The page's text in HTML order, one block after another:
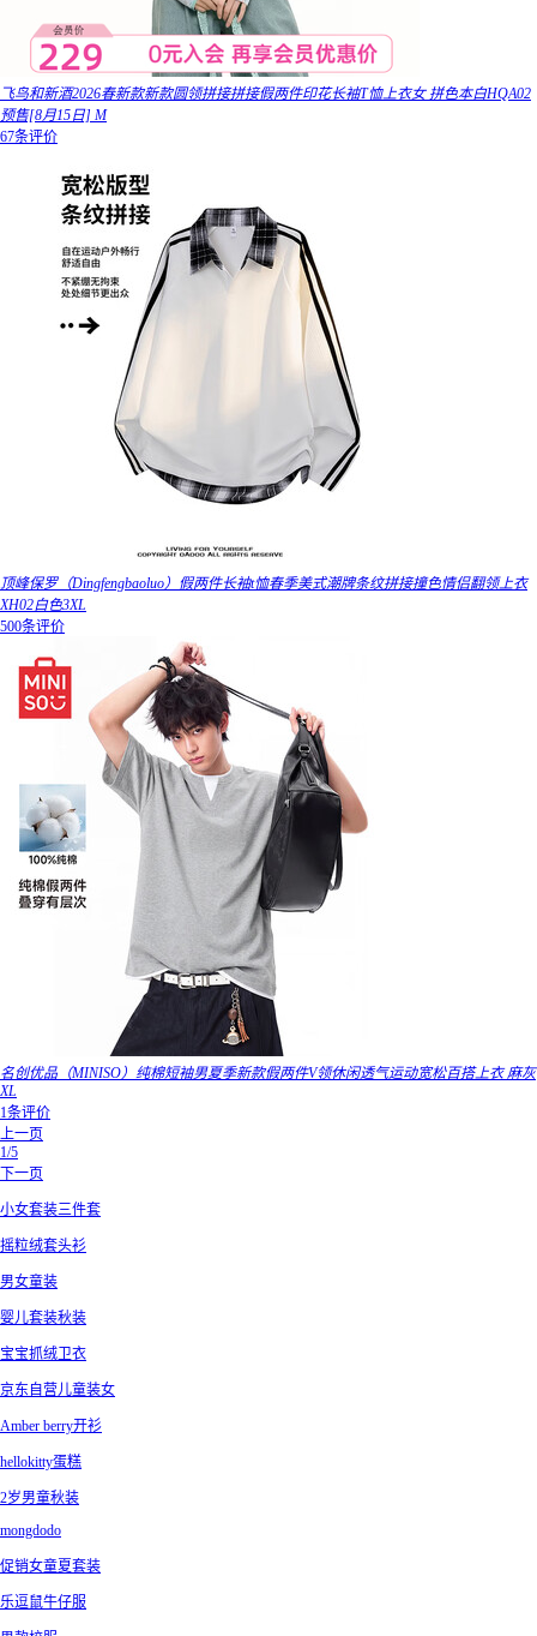
飞鸟和新酒2026春新款新款圆领拼接拼接假两件印花长袖T恤上衣女 拼色本白HQA02
预售[8月15日] M
67条评价
顶峰保罗（Dingfengbaoluo）假两件长袖t恤春季美式潮牌条纹拼接撞色情侣翻领上衣
XH02白色3XL
500条评价
名创优品（MINISO）纯棉短袖男夏季新款假两件V领休闲透气运动宽松百搭上衣 麻灰
XL
1条评价
上一页
1/5
下一页
小女套装三件套
摇粒绒套头衫
男女童装
婴儿套装秋装
宝宝抓绒卫衣
京东自营儿童装女
Amber berry开衫
hellokitty蛋糕
2岁男童秋装
mongdodo
促销女童夏套装
乐逗鼠牛仔服